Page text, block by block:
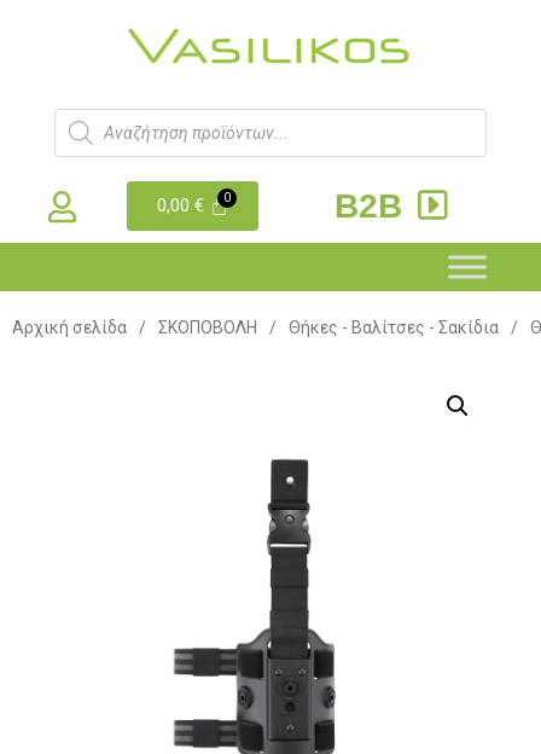
0,00€ B2B
Αρχική σελίδα / ΣΚΟΠΟΒΟΛΗ / Θήκες - Βαλίτσες - Σακίδια /